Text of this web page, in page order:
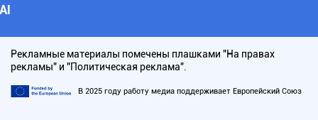
АI
Рекламные материалы помечены плашками "На правах
рекламы" и "Политическая реклама".
В 2025 году работу медиа поддерживает Европейский Союз